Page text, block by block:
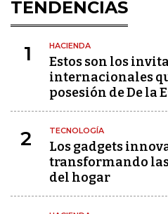
TENDENCIAS
1 HACIENDA
Estos son los
internacionales
posesión de De la
2 TECNOLOGÍA
Los gadgets
transformando
del hogar